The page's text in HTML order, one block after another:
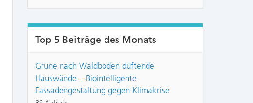
Top 5 Beiträge des Monats
Grüne nach Waldboden duftende
Hauswände – Biointelligente
Fassadengestaltung gegen Klimakrise